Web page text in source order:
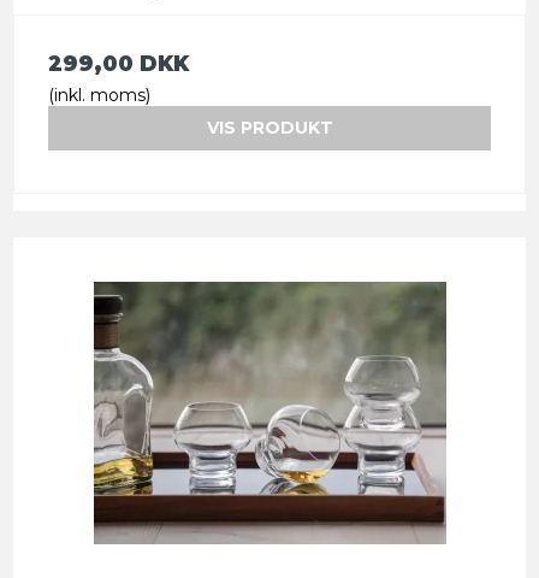
299,00 DKK
(inkl. moms)
VIS PRODUKT